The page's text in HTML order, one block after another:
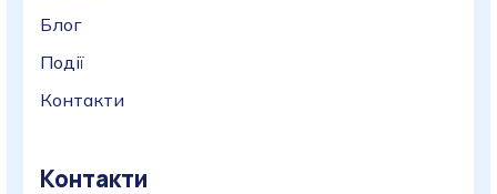
Блог
Події
Контакти
Контакти